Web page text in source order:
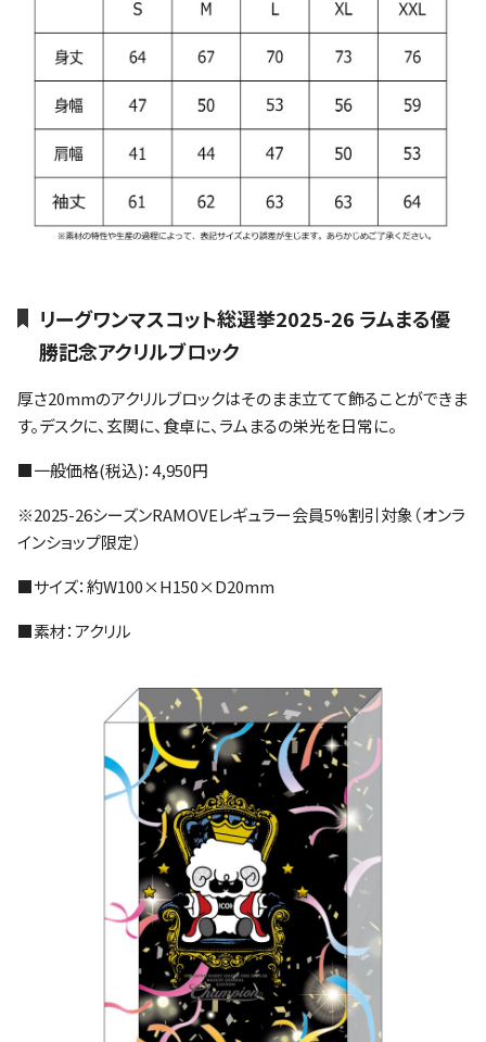
リーグワンマスコット総選挙2025-26 ラムまる優
勝記念アクリルブロック
厚さ20mmのアクリルブロックはそのまま立てて飾ることができま
す。デスクに、玄関に、食卓に、ラムまるの栄光を日常に。
■一般価格(税込)：4,950円
※2025-26シーズンRAMOVEレギュラー会員5%割引対象（オンラ
インショップ限定）
■サイズ：約W100×H150×D20mm
■素材：アクリル